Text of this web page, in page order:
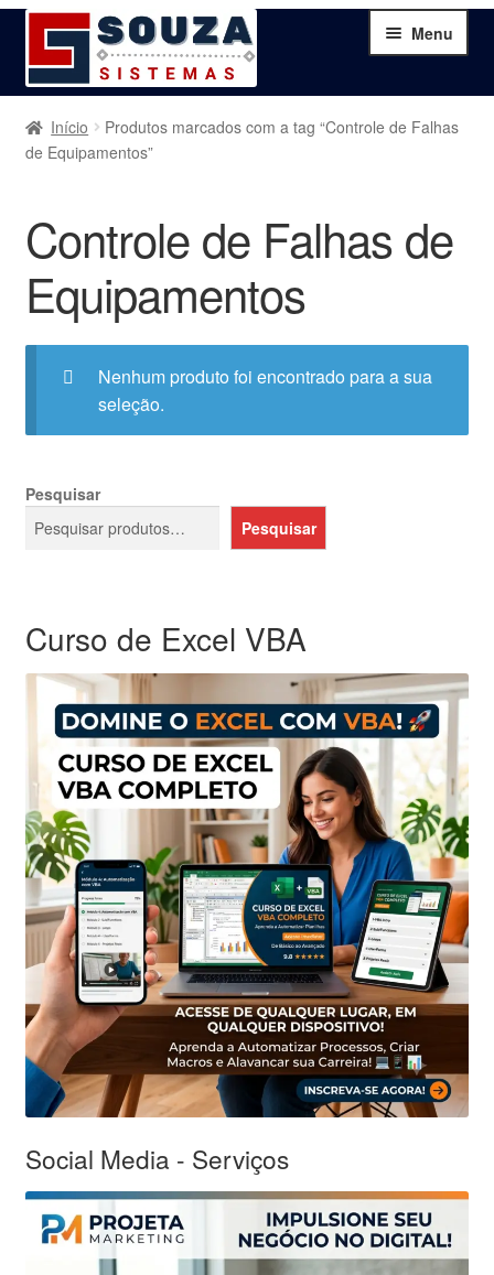
Pular
para
navegação
Pular
para
o
conteúdo
Menu
Home
Serviços
Produtos
Início
Produtos marcados com a tag “Controle de Falhas
de Equipamentos”
Controle de Falhas de
Equipamentos
Nenhum produto foi encontrado para a sua
seleção.
Pesquisar
Pesquisar
Curso de Excel VBA
Social Media - Serviços